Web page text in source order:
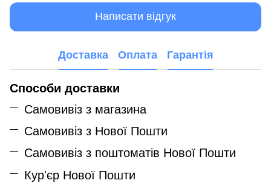
Написати відгук
Доставка Оплата Гарантія
Способи доставки
Самовивіз з магазина
Самовивіз з Нової Пошти
Самовивіз з поштоматів Нової Пошти
Кур'єр Нової Пошти